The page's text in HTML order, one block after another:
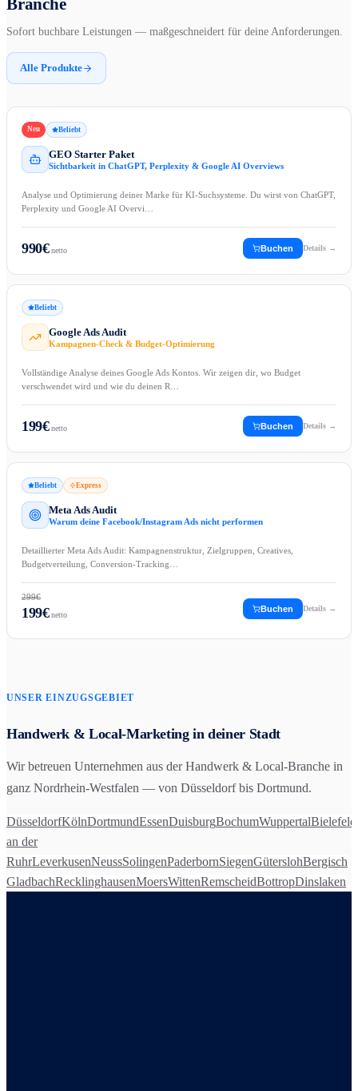
Sofort buchbare Leistungen — maßgeschneidert für deine Anforderungen.
Alle Produkte
Neu Beliebt
GEO Starter Paket
Sichtbarkeit in ChatGPT, Perplexity & Google AI Overviews
Analyse und Optimierung deiner Marke für KI-Suchsysteme. Du wirst von ChatGPT,
Perplexity und Google AI Overvi…
990€netto Buchen Details →
Beliebt
Google Ads Audit
Kampagnen-Check & Budget-Optimierung
Vollständige Analyse deines Google Ads Kontos. Wir zeigen dir, wo Budget
verschwendet wird und wie du deinen R…
199€netto Buchen Details →
Beliebt Express
Meta Ads Audit
Warum deine Facebook/Instagram Ads nicht performen
Detaillierter Meta Ads Audit: Kampagnenstruktur, Zielgruppen, Creatives,
Budgetverteilung, Conversion-Tracking…
299€
199€netto
Buchen Details →
UNSER EINZUGSGEBIET
Handwerk & Local-Marketing in deiner Stadt
Wir betreuen Unternehmen aus derHandwerk & Local-Branche in
ganz Nordrhein-Westfalen — von Düsseldorf bis Dortmund.
DüsseldorfKölnDortmundEssenDuisburgBochumWuppertalBielefeld
an der
RuhrLeverkusenNeussSolingenPaderbornSiegenGüterslohBergisch
GladbachRecklinghausenMoersWittenRemscheidBottropDinslaken